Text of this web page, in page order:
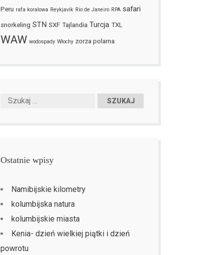
Peru rafa koralowa Reykjavík Rio de Janeiro RPA safari
snorkeling STN SXF Tajlandia Turcja TXL
WAW wodospady Włochy zorza polarna
Ostatnie wpisy
Namibijskie kilometry
kolumbijska natura
kolumbijskie miasta
Kenia- dzień wielkiej piątki i dzień
powrotu